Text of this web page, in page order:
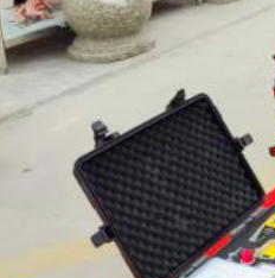
图为：集中
援装备、个人防护设备等应急
的科技力量，进一步增强了